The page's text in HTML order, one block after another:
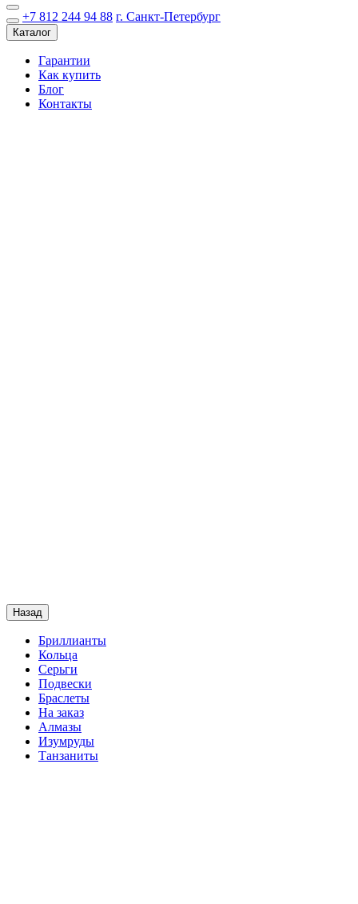
+7 812 244 94 88 г. Санкт-Петербург
Каталог
Гарантии
Как купить
Блог
Контакты
Назад
Бриллианты
Кольца
Серьги
Подвески
Браслеты
На заказ
Алмазы
Изумруды
Танзаниты